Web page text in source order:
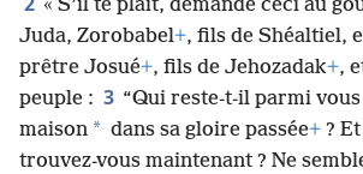
« S’il te plaît, demande ceci au
Juda, Zorobabel+, fils de Shéaltiel,
prêtre Josué+, fils de Jehozadak+,
peuple : 3 “Qui reste-t-il parmi
maison * dans sa gloire passée+ ?
trouvez-vous maintenant ? Ne